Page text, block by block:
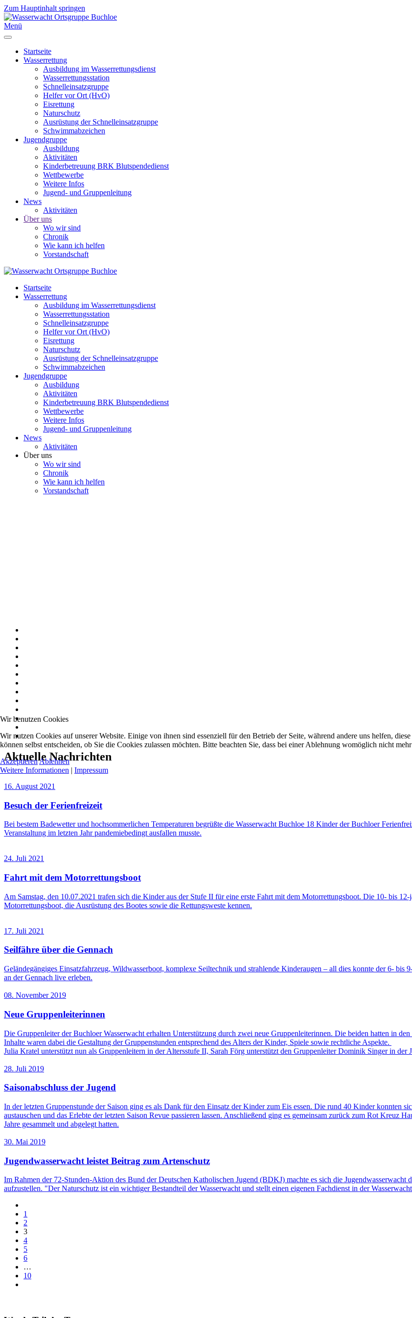
Zum Hauptinhalt springen
Menü
Startseite
Wasserrettung
Ausbildung im Wasserrettungsdienst
Wasserrettungsstation
Schnelleinsatzgruppe
Helfer vor Ort (HvO)
Eisrettung
Naturschutz
Ausrüstung der Schnelleinsatzgruppe
Schwimmabzeichen
Jugendgruppe
Ausbildung
Aktivitäten
Kinderbetreuung BRK Blutspendedienst
Wettbewerbe
Weitere Infos
Jugend- und Gruppenleitung
News
Aktivitäten
Über uns
Wo wir sind
Chronik
Wie kann ich helfen
Vorstandschaft
Startseite
Wasserrettung
Ausbildung im Wasserrettungsdienst
Wasserrettungsstation
Schnelleinsatzgruppe
Helfer vor Ort (HvO)
Eisrettung
Naturschutz
Ausrüstung der Schnelleinsatzgruppe
Schwimmabzeichen
Jugendgruppe
Ausbildung
Aktivitäten
Kinderbetreuung BRK Blutspendedienst
Wettbewerbe
Weitere Infos
Jugend- und Gruppenleitung
News
Aktivitäten
Über uns
Wo wir sind
Chronik
Wie kann ich helfen
Vorstandschaft
Aktuelle Nachrichten
16. August 2021
Besuch der Ferienfreizeit
Bei bestem Badewetter und hochsommerlichen Temperaturen begrüßte die Wasserwacht Buchloe 18 Kinder der Buchloer
Veranstaltung im letzten Jahr pandemiebedingt ausfallen musste.
24. Juli 2021
Fahrt mit dem Motorrettungsboot
Am Samstag, den 10.07.2021 trafen sich die Kinder aus der Stufe II für eine erste Fahrt mit dem Motorrettungsboot. Die 10- bis
Motorrettungsboot, die Ausrüstung des Bootes sowie die Rettungsweste kennen.
17. Juli 2021
Seilfähre über die Gennach
Geländegängiges Einsatzfahrzeug, Wildwasserboot, komplexe Seiltechnik und strahlende Kinderaugen – all dies konnte der 6- bis
an der Gennach live erleben.
08. November 2019
Neue Gruppenleiterinnen
Die Gruppenleiter der Buchloer Wasserwacht erhalten Unterstützung durch zwei neue Gruppenleiterinnen. Die beiden hatten in
Inhalte waren dabei die Gestaltung der Gruppenstunden entsprechend des Alters der Kinder, Spiele sowie rechtliche Aspekte.
Julia Kratel unterstützt nun als Gruppenleitern in der Altersstufe II, Sarah Förg unterstützt den Gruppenleiter Dominik Singer in der
28. Juli 2019
Saisonabschluss der Jugend
In der letzten Gruppenstunde der Saison ging es als Dank für den Einsatz der Kinder zum Eis essen. Die rund 40 Kinder konnten
austauschen und das Erlebte der letzten Saison Revue passieren lassen. Anschließend ging es gemeinsam zurück zum Rot
Jahre gesammelt und abgelegt hatten.
30. Mai 2019
Jugendwasserwacht leistet Beitrag zum Artenschutz
Im Rahmen der 72-Stunden-Aktion des Bund der Deutschen Katholischen Jugend (BDKJ) machte es sich die
aufzustellen. "Der Naturschutz ist ein wichtiger Bestandteil der Wasserwacht und stellt einen eigenen Fachdienst in der
1
2
3
4
5
6
…
10
Wir benutzen Cookies
Wir nutzen Cookies auf unserer Website. Einige von ihnen sind essenziell für den Betrieb der Seite, während andere uns helfen,
können selbst entscheiden, ob Sie die Cookies zulassen möchten. Bitte beachten Sie, dass bei einer Ablehnung womöglich nicht
AkzeptierenAblehnen
Weitere Informationen | Impressum